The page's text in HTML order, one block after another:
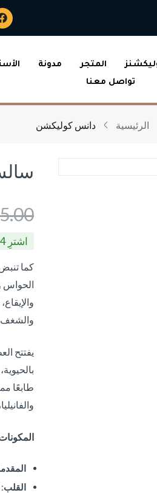
المتجر مدونة
تواصل معنا
الرئيسية دانس كوليكشن
اشترِ 4 قطع في السلة وادفع 67.50 د.إ للقطعة
كما
الحواس
والشغف
يفتتح
طابعًا
القلب